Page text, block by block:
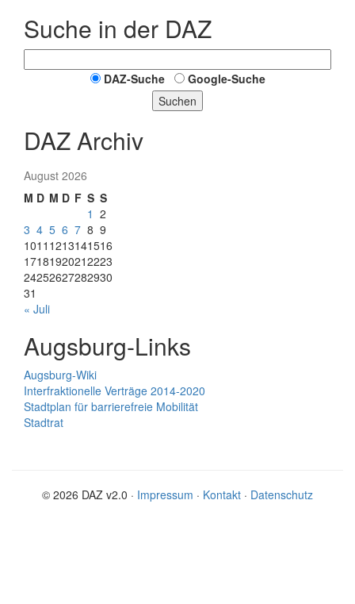
Suche in der DAZ
DAZ-Suche
Google-Suche
Suchen
DAZ Archiv
August 2026
M D M D F S S
1 2
3 4 5 6 7 8 9
1011 1213141516
17181920212223
24252627282930
31
« Juli
Augsburg-Links
Augsburg-Wiki
Interfraktionelle Verträge 2014-2020
Stadtplan für barrierefreie Mobilität
Stadtrat
© 2026 DAZ v2.0 · Impressum · Kontakt · Datenschutz